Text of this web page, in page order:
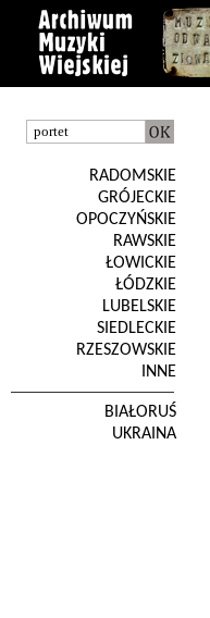
RADOMSKIE
GRÓJECKIE
OPOCZYŃSKIE
RAWSKIE
ŁOWICKIE
ŁÓDZKIE
LUBELSKIE
SIEDLECKIE
RZESZOWSKIE
INNE
BIAŁORUŚ
UKRAINA